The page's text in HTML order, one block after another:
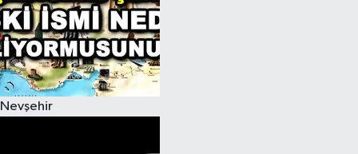
Nevşehir